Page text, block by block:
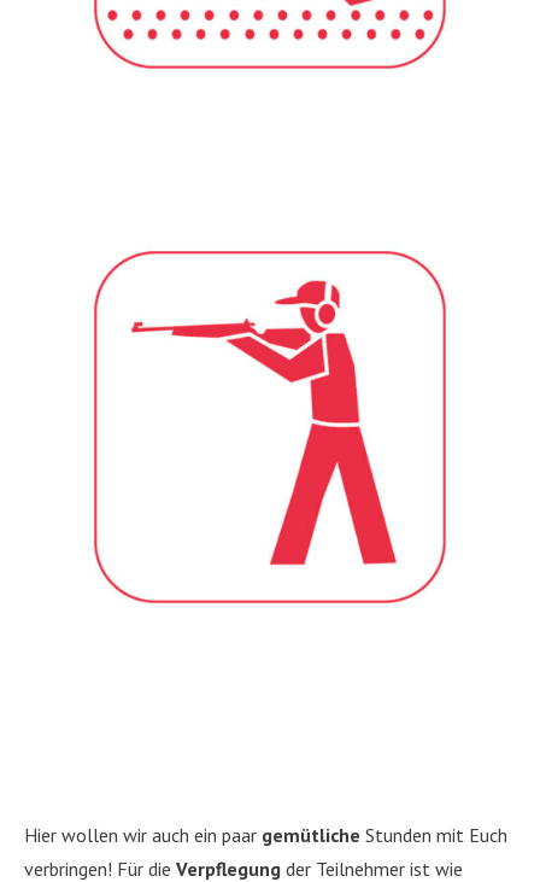
Hier wollen wir auch ein paar gemütliche Stunden mit Euch
verbringen! Für die Verpflegung der Teilnehmer ist wie